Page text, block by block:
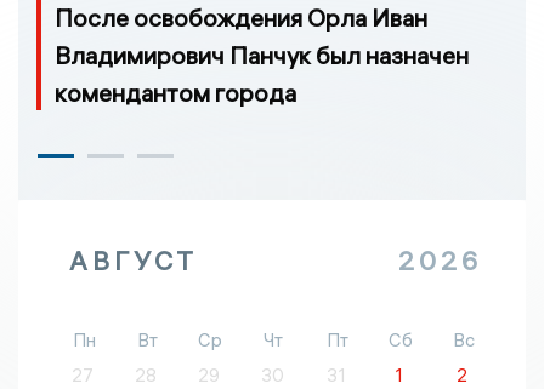
После освобождения Орла Иван
Владимирович Панчук был назначен
комендантом города
АВГУСТ 2026
Пн Вт Ср Чт Пт Сб
Вс
27
28 29 30 31 1
2